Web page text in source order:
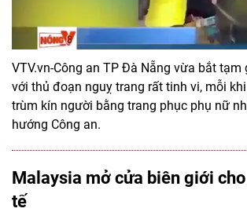
VTV.vn-Công an TP Đà Nẵng vừa bắt tạm
với thủ đoạn nguỵ trang rất tinh vi, mỗi
trùm kín người bằng trang phục phụ nữ
hướng Công an.
Malaysia mở cửa biên giới
tế